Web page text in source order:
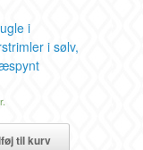
i
i sølv,
til kurv